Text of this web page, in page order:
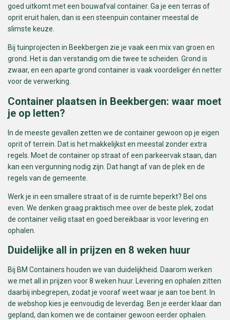
goed uitkomt met een bouwafval container. Ga je een terras of
oprit eruit halen, dan is een steenpuin container meestal de
slimste keuze.
Bij tuinprojecten in Beekbergen zie je vaak een mix van groen en
grond. Het is dan verstandig om die twee te scheiden. Grond is
zwaar, en een aparte grond container is vaak voordeliger én netter
voor de verwerking.
Container plaatsen in Beekbergen: waar moet
je op letten?
In de meeste gevallen zetten we de container gewoon op je eigen
oprit of terrein. Dat is het makkelijkst en meestal zonder extra
regels. Moet de container op straat of een parkeervak staan, dan
kan een vergunning nodig zijn. Dat hangt af van de plek en de
regels van de gemeente.
Werk je in een smallere straat of is de ruimte beperkt? Bel ons
even. We denken graag praktisch mee over de beste plek, zodat
de container veilig staat en goed bereikbaar is voor levering en
ophalen.
Duidelijke all in prijzen en 8 weken huur
Bij BM Containers houden we van duidelijkheid. Daarom werken
we met all in prijzen voor 8 weken huur. Levering en ophalen zitten
daarbij inbegrepen, zodat je vooraf weet waar je aan toe bent. In
de webshop kies je eenvoudig de leverdag. Ben je eerder klaar dan
gepland, dan komen we de container gewoon eerder ophalen.